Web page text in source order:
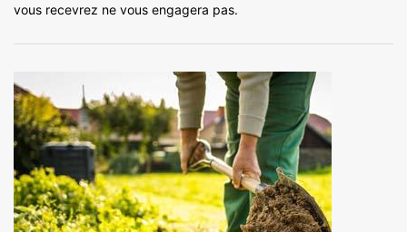
vous recevrez ne vous engagera pas.